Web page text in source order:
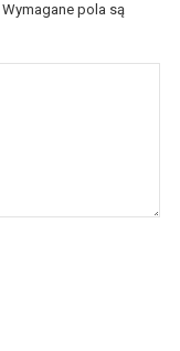
Wymagane pola są